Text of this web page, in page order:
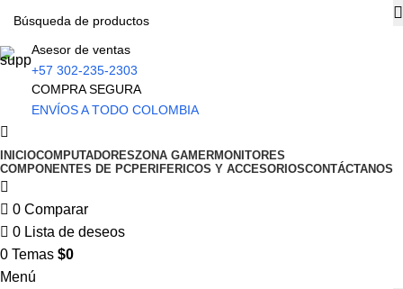
Asesor de ventas
+57 302-235-2303
COMPRA SEGURA
ENVÍOS A TODO COLOMBIA
INICIOCOMPUTADORESZONA GAMERMONITORES
COMPONENTES DE PCPERIFERICOS Y ACCESORIOSCONTÁCTANOS
0 Comparar
0 Lista de deseos
0 Temas $0
Menú